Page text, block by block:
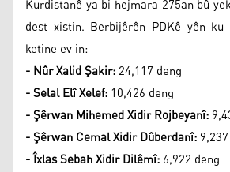
Kurdistanê ya bi hejmara 275an bû
dest xistin. Berbijêrên PDKê yên
ketine ev in:
- Nûr Xalid Şakir:24,117 deng
- Selal Elî Xelef:10,426 deng
- Şêrwan Mihemed Xidir Rojbeyanî:
- Şêrwan Cemal Xidir Dûberdanî:
- Îxlas Sebah Xidir Dilêmî:6,922 deng